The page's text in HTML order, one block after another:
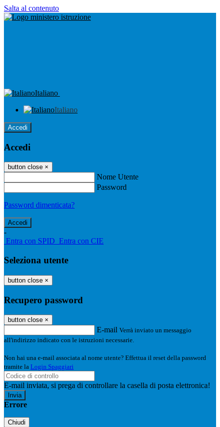
Salta al contenuto
Italiano
Italiano
Accedi
Accedi
button close ×
Nome Utente
Password
Password dimenticata?
-
Entra con SPID Entra con CIE
Seleziona utente
button close ×
Recupero password
button close ×
E-mail Verrà inviato un messaggio
all'indirizzo indicato con le istruzioni necessarie.
Non hai una e-mail associata al nome utente? Effettua il reset della password
tramite la Login Spaggiari
E-mail inviata, si prega di controllare la casella di posta elettronica!
Errore
Chiudi